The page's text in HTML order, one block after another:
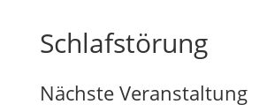
Schlafstörung
Nächste Veranstaltung